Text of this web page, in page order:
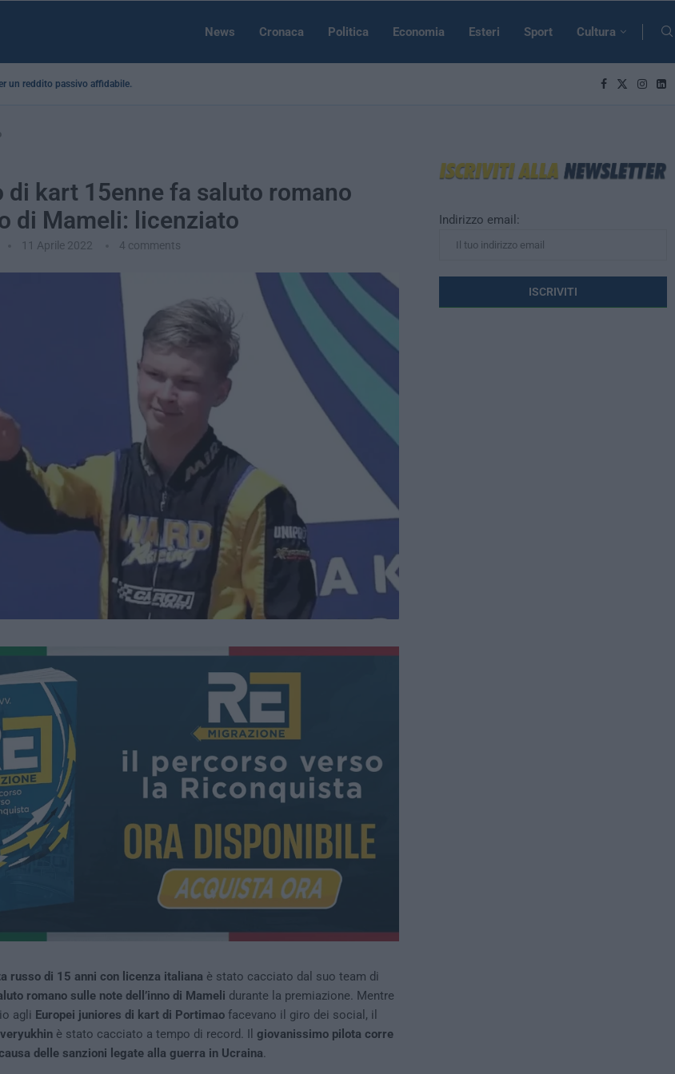
News Cronaca Politica Economia Esteri Sport Cultura
un reddito passivo affidabile...
di kart 15enne fa saluto romano
di Mameli: licenziato
11 Aprile 2022 4 comments
russo di 15 anni con licenza italiana è stato cacciato dal suo team di
romano sulle note dell’inno di Mameli durante la premiazione. Mentre
agli Europei juniores di kart di Portimaofacevano il giro dei social, il
è stato cacciato a tempo di record. Il giovanissimo pilota corre
delle sanzioni legate alla guerra in Ucraina.
Indirizzo email: